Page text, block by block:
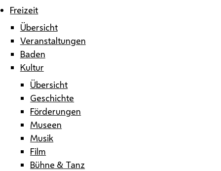
Freizeit
Übersicht
Veranstaltungen
Baden
Kultur
Übersicht
Geschichte
Förderungen
Museen
Musik
Film
Bühne & Tanz